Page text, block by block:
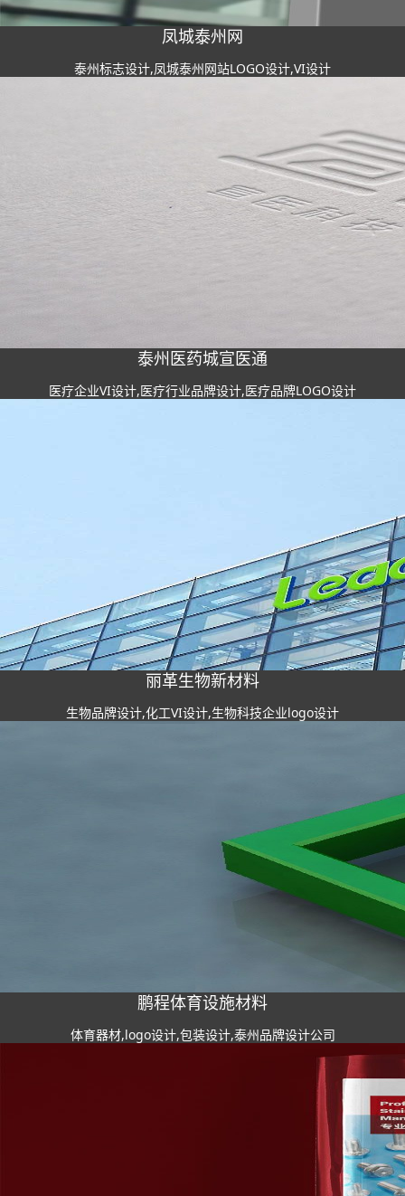
凤城泰州网
泰州标志设计,凤城泰州网站LOGO设计,VI设计
泰州医药城宣医通
医疗企业VI设计,医疗行业品牌设计,医疗品牌LOGO设计
丽革生物新材料
生物品牌设计,化工VI设计,生物科技企业logo设计
鹏程体育设施材料
体育器材,logo设计,包装设计,泰州品牌设计公司